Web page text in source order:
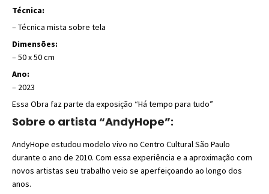
Técnica:
– Técnica mista sobre tela
Dimensões:
– 50 x 50 cm
Ano:
– 2023
Essa Obra faz parte da exposição “Há tempo para tudo”
Sobre o artista “AndyHope”:
AndyHope estudou modelo vivo no Centro Cultural São Paulo
durante o ano de 2010. Com essa experiência e a aproximação com
novos artistas seu trabalho veio se aperfeiçoando ao longo dos
anos.